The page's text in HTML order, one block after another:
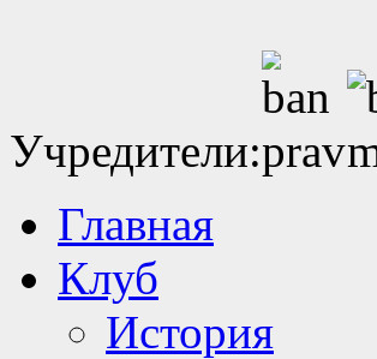
Учредители:
Главная
Клуб
История